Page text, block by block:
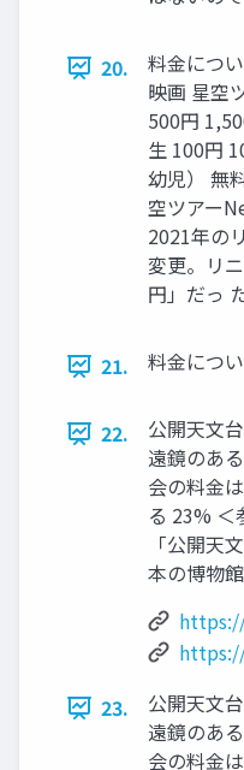
20.
料金につ
映画 星空
500円
生 100円
幼児） 無
空ツアー
2021年の
変更。リ
円」だっ た
21. 料金につ
22.
公開天文
遠鏡のあ
会の料金
る 23%
「公開天
本の博物
23.
公開天文
遠鏡のあ
会の料金